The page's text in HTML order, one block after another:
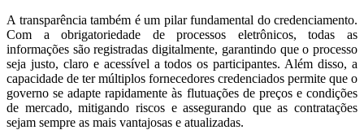
A transparência também é um pilar fundamental do credenciamento.
Com a obrigatoriedade de processos eletrônicos, todas as
informações são registradas digitalmente, garantindo que o processo
seja justo, claro e acessível a todos os participantes. Além disso, a
capacidade de ter múltiplos fornecedores credenciados permite que o
governo se adapte rapidamente às flutuações de preços e condições
de mercado, mitigando riscos e assegurando que as contratações
sejam sempre as mais vantajosas e atualizadas.